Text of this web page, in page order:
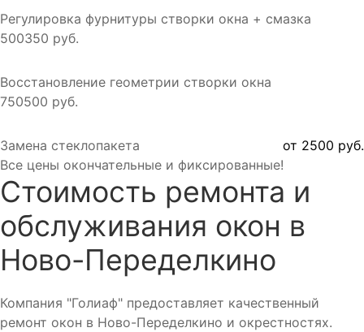
Регулировка фурнитуры створки окна + смазка
500350 руб.
Восстановление геометрии створки окна
750500 руб.
Замена стеклопакета
от 2500 руб.
Все цены окончательные и фиксированные!
Стоимость ремонта и
обслуживания окон в
Ново-Переделкино
Компания "Голиаф" предоставляет качественный
ремонт окон в Ново-Переделкино и окрестностях.